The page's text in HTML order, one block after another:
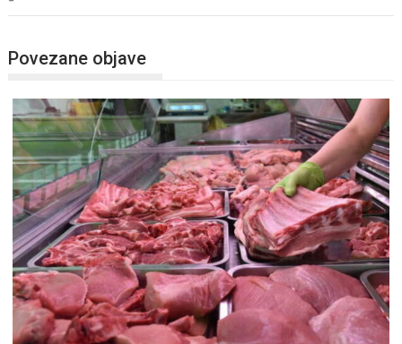
Povezane objave